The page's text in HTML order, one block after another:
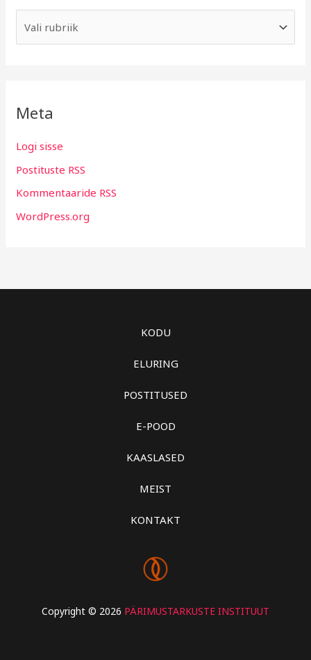
Meta
Logi sisse
Postituste RSS
Kommentaaride RSS
WordPress.org
KODU
ELURING
POSTITUSED
E-POOD
KAASLASED
MEIST
KONTAKT
Copyright © 2026 PÄRIMUSTARKUSTE INSTITUUT